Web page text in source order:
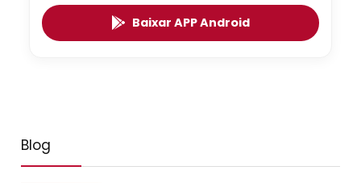
Baixar APP Android
Blog